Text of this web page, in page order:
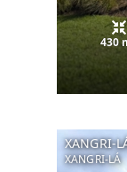
430
XANGRI-
XANGRI-LÁ